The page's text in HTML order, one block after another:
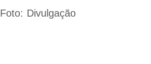
Foto: Divulgação